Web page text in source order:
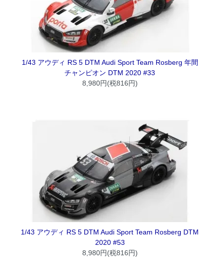
1/43 アウディ RS 5 DTM Audi Sport Team Rosberg 年間
チャンピオン DTM 2020 #33
8,980円(税816円)
1/43 アウディ RS 5 DTM Audi Sport Team Rosberg DTM
2020 #53
8,980円(税816円)